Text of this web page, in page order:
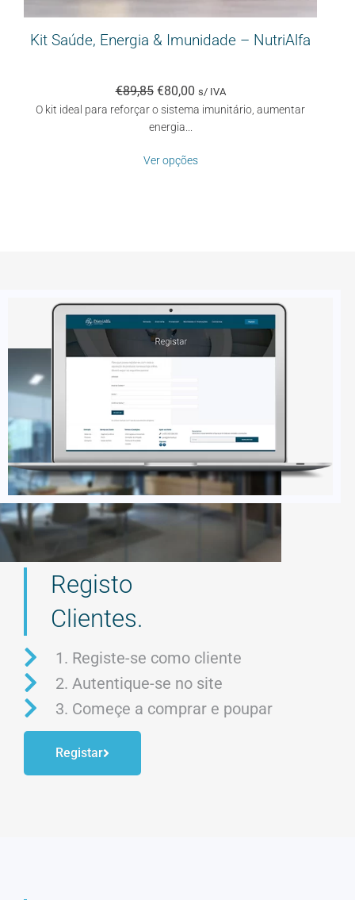
Kit Saúde, Energia & Imunidade – NutriAlfa
€89,85 €80,00 s/ IVA
O kit ideal para reforçar o sistema imunitário, aumentar
energia...
Ver opções
Registo
Clientes.
1. Registe-se como cliente
2. Autentique-se no site
3. Começe a comprar e poupar
Registar